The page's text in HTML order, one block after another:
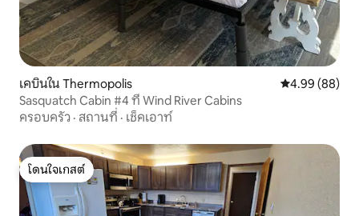
เคบินใน Thermopolis คะแนนเฉลี่ย
4.99 (88)
Sasquatch Cabin #4 ที่ Wind River Cabins
ครอบครัว · สถานที่ · เช็คเอาท์
โดนใจเกสต์
โดนใจเกสต์